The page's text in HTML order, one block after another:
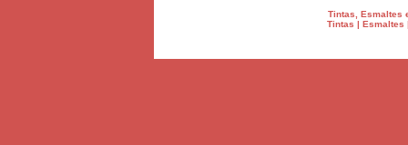
Tintas, Esmaltes
Tintas | Esmaltes